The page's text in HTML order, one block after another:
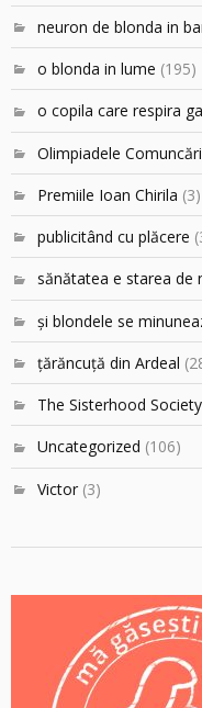
neuron de blonda in
o blonda in lume (195)
o copila care respira
Olimpiadele
Premiile Ioan Chirila (3)
publicitând cu plăcere
sănătatea e starea de
şi blondele se
ţărăncuţă din Ardeal
The Sisterhood Society
Uncategorized (106)
Victor (3)